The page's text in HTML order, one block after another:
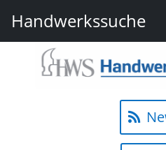
Handwerkssuche